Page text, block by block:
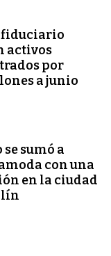
fiduciario
activos
por
a junio
sumó a
con una
en la ciudad